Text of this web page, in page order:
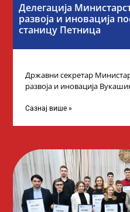
Делегација
развоја и иновација
станицу Петница
Државни секретар
развоја и иновација
промоцију
Сазнај више »